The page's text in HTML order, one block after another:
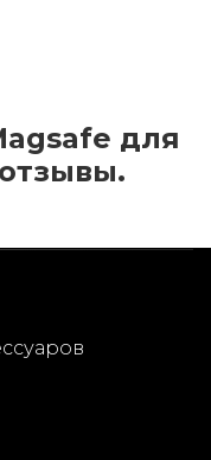
для